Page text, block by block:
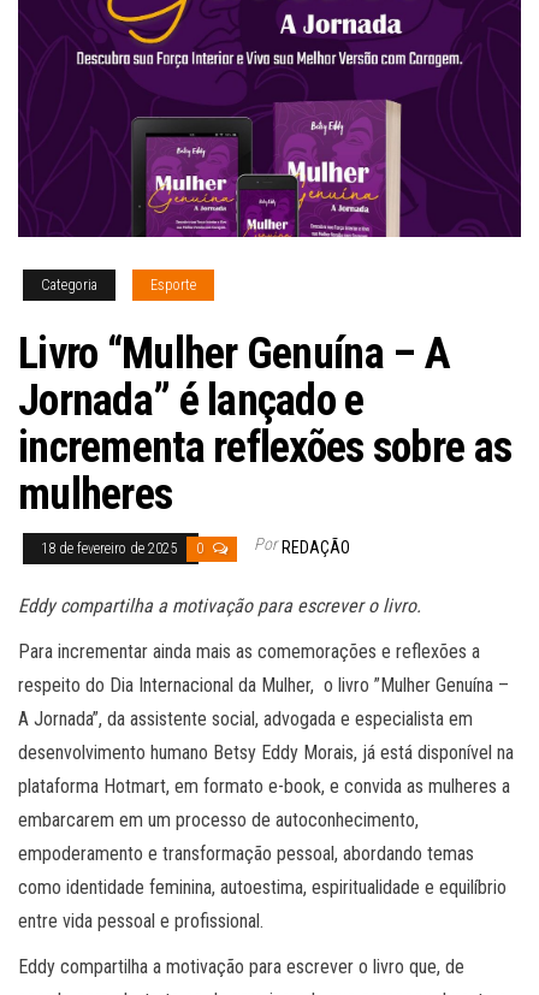
Categoria Esporte
Livro “Mulher Genuína – A
Jornada” é lançado e
incrementa reflexões sobre as
mulheres
18 de fevereiro de 2025 0 Por REDAÇÃO
Eddy compartilha a motivação para escrever o livro.
Para incrementar ainda mais as comemorações e reflexões a
respeito do Dia Internacional da Mulher, o livro ”Mulher Genuína –
A Jornada”, da assistente social, advogada e especialista em
desenvolvimento humano Betsy Eddy Morais, já está disponível na
plataforma Hotmart, em formato e-book, e convida as mulheres a
embarcarem em um processo de autoconhecimento,
empoderamento e transformação pessoal, abordando temas
como identidade feminina, autoestima, espiritualidade e equilíbrio
entre vida pessoal e profissional.
Eddy compartilha a motivação para escrever o livro que, de